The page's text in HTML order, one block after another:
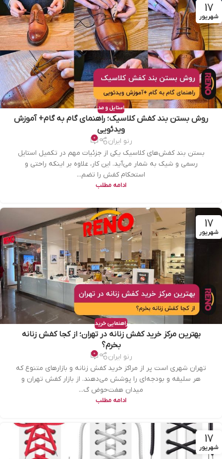
17
شهریور
استایل و مد
روش بستن بند کفش کلاسیک؛ راهنمای گام به گام+ آموزش
ویدئویی
رنو ایران 0
بستن بند کفش‌های کلاسیک یکی از جزئیات مهم در تکمیل استایل
رسمی و شیک به شمار می‌آید. این کار، علاوه بر اینکه راحتی و
استحکام کفش را تضم...
ادامه مطلب
17
شهریور
راهنمایی خرید
بهترین مرکز خرید کفش زنانه در تهران؛ از کجا کفش زنانه
بخرم؟
رنو ایران 0
تهران شهری است پر از مراکز خرید کفش زنانه و بازارهای متنوع که
هر سلیقه و بودجه‌ای را پوشش می‌دهند. از بازار کفش تهران و
میدان هفت‌حوض گ...
ادامه مطلب
17
شهریور